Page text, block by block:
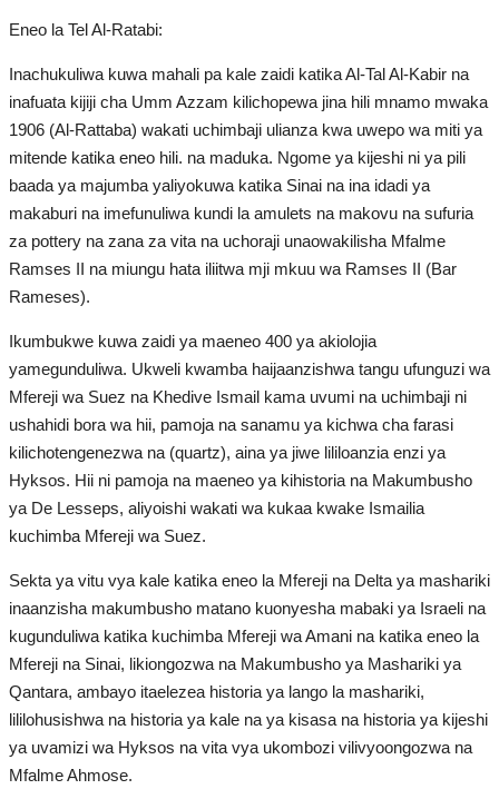
Eneo la Tel Al-Ratabi:
Inachukuliwa kuwa mahali pa kale zaidi katika Al-Tal Al-Kabir na
inafuata kijiji cha Umm Azzam kilichopewa jina hili mnamo mwaka
1906 (Al-Rattaba) wakati uchimbaji ulianza kwa uwepo wa miti ya
mitende katika eneo hili. na maduka. Ngome ya kijeshi ni ya pili
baada ya majumba yaliyokuwa katika Sinai na ina idadi ya
makaburi na imefunuliwa kundi la amulets na makovu na sufuria
za pottery na zana za vita na uchoraji unaowakilisha Mfalme
Ramses II na miungu hata iliitwa mji mkuu wa Ramses II (Bar
Rameses).
Ikumbukwe kuwa zaidi ya maeneo 400 ya akiolojia
yamegunduliwa. Ukweli kwamba haijaanzishwa tangu ufunguzi wa
Mfereji wa Suez na Khedive Ismail kama uvumi na uchimbaji ni
ushahidi bora wa hii, pamoja na sanamu ya kichwa cha farasi
kilichotengenezwa na (quartz), aina ya jiwe lililoanzia enzi ya
Hyksos. Hii ni pamoja na maeneo ya kihistoria na Makumbusho
ya De Lesseps, aliyoishi wakati wa kukaa kwake Ismailia
kuchimba Mfereji wa Suez.
Sekta ya vitu vya kale katika eneo la Mfereji na Delta ya mashariki
inaanzisha makumbusho matano kuonyesha mabaki ya Israeli na
kugunduliwa katika kuchimba Mfereji wa Amani na katika eneo la
Mfereji na Sinai, likiongozwa na Makumbusho ya Mashariki ya
Qantara, ambayo itaelezea historia ya lango la mashariki,
lililohusishwa na historia ya kale na ya kisasa na historia ya kijeshi
ya uvamizi wa Hyksos na vita vya ukombozi vilivyoongozwa na
Mfalme Ahmose.